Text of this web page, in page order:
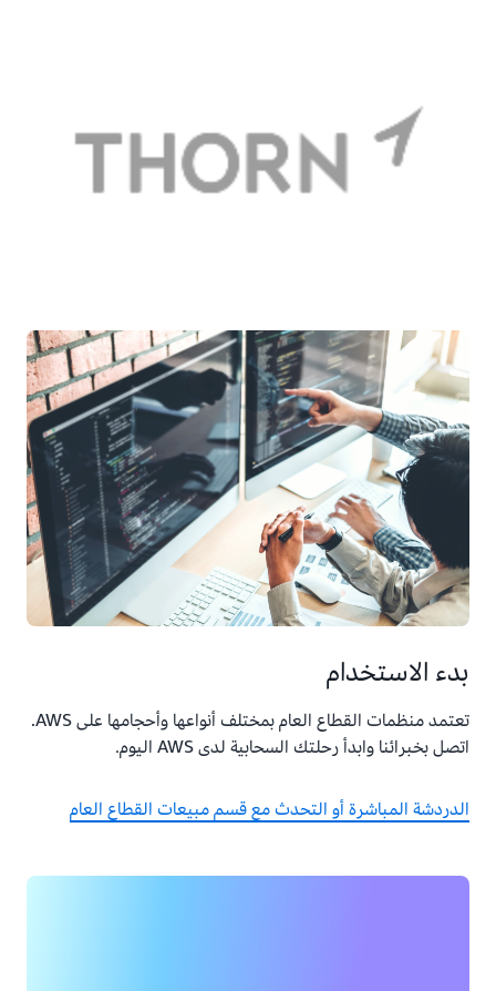
بدء الاستخدام
تعتمد منظمات القطاع العام بمختلف أنواعها وأحجامها على AWS.
اتصل بخبرائنا وابدأ رحلتك السحابية لدى AWS اليوم.
الدردشة المباشرة أو التحدث مع قسم مبيعات القطاع العام